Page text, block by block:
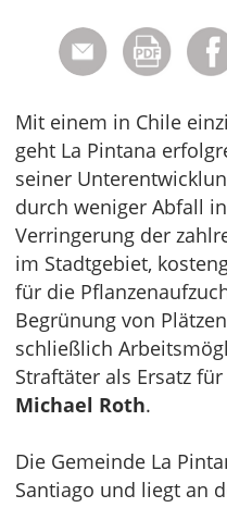
Mit einem in Chile
geht La Pintana
seiner
durch weniger Abfall
Verringerung der
im Stadtgebiet,
für die
Begrünung von
schließlich
Straftäter als Ersatz
Michael Roth.
Die Gemeinde La
Santiago und liegt an